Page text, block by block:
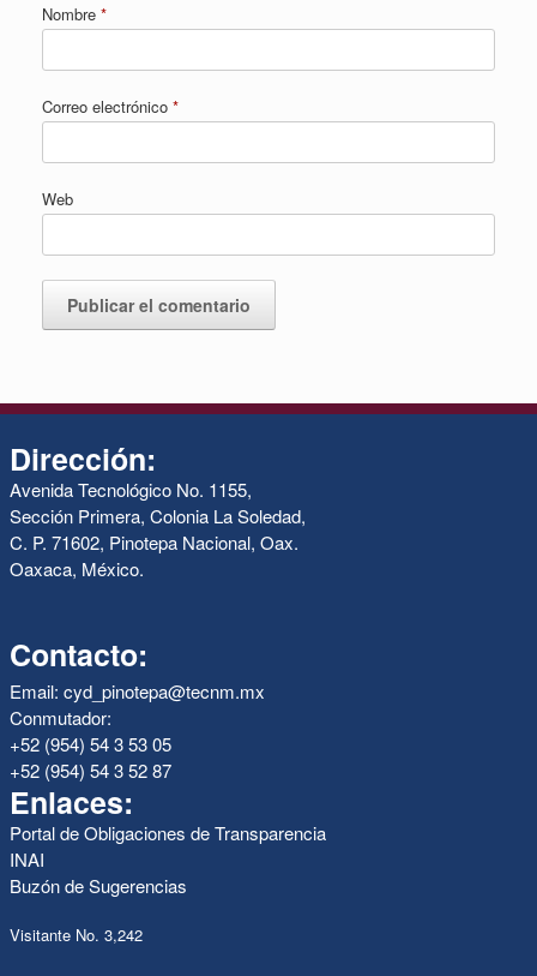
Nombre *
Correo electrónico *
Web
Dirección:
Avenida Tecnológico No. 1155,
Sección Primera, Colonia La Soledad,
C. P. 71602, Pinotepa Nacional, Oax.
Oaxaca, México.
Contacto:
Email: cyd_pinotepa@tecnm.mx
Conmutador:
+52 (954) 54 3 53 05
+52 (954) 54 3 52 87
Enlaces:
Portal de Obligaciones de Transparencia
INAI
Buzón de Sugerencias
Visitante No. 3,242